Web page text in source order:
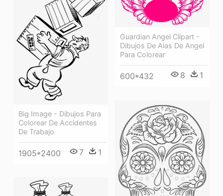
Guardian Angel Clipart -
Dibujos De Alas De Angel
Para Colorear
600*432 8 1
Big Image - Dibujos Para
Colorear De Accidentes
De Trabajo
1905*2400 7 1